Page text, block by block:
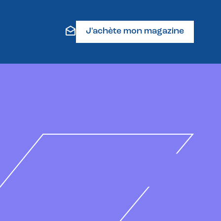
J'achète mon magazine